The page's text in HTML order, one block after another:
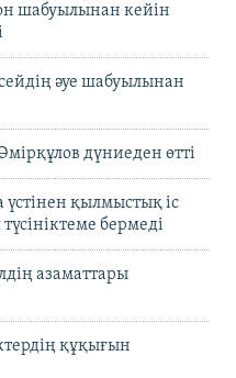
шабуылынан кейін
әуе шабуылынан
дүниеден өтті
қылмыстық іс
бермеді
азаматтары
құқығын